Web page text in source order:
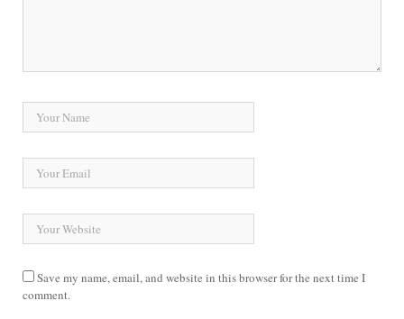
Save my name, email, and website in this browser for the next time I
comment.